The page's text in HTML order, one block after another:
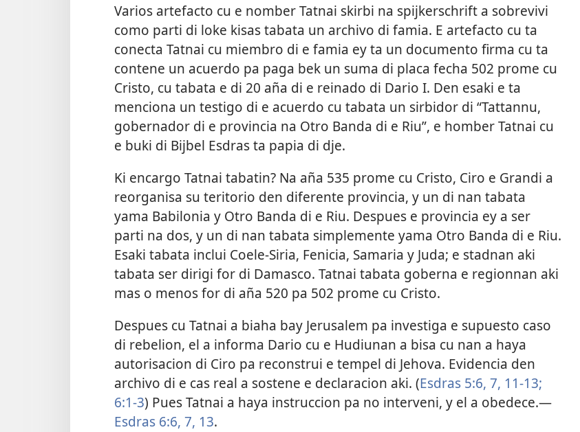
Varios artefacto cu e nomber Tatnai skirbi na spijkerschrift a sobrevivi
como parti di loke kisas tabata un archivo di famia. E artefacto cu ta
conecta Tatnai cu miembro di e famia ey ta un documento firma cu ta
contene un acuerdo pa paga bek un suma di placa fecha 502 prome cu
Cristo, cu tabata e di 20 aña di e reinado di Dario I. Den esaki e ta
menciona un testigo di e acuerdo cu tabata un sirbidor di “Tattannu,
gobernador di e provincia na Otro Banda di e Riu”, e homber Tatnai cu
e buki di Bijbel Esdras ta papia di dje.
Ki encargo Tatnai tabatin? Na aña 535 prome cu Cristo, Ciro e Grandi a
reorganisa su teritorio den diferente provincia, y un di nan tabata
yama Babilonia y Otro Banda di e Riu. Despues e provincia ey a ser
parti na dos, y un di nan tabata simplemente yama Otro Banda di e Riu.
Esaki tabata inclui Coele-Siria, Fenicia, Samaria y Juda; e stadnan aki
tabata ser dirigi for di Damasco. Tatnai tabata goberna e regionnan aki
mas o menos for di aña 520 pa 502 prome cu Cristo.
Despues cu Tatnai a biaha bay Jerusalem pa investiga e supuesto caso
di rebelion, el a informa Dario cu e Hudiunan a bisa cu nan a haya
autorisacion di Ciro pa reconstrui e tempel di Jehova. Evidencia den
archivo di e cas real a sostene e declaracion aki. (Esdras 5:6, 7, 11-13;
6:1-3) Pues Tatnai a haya instruccion pa no interveni, y el a obedece.—
Esdras 6:6, 7, 13.